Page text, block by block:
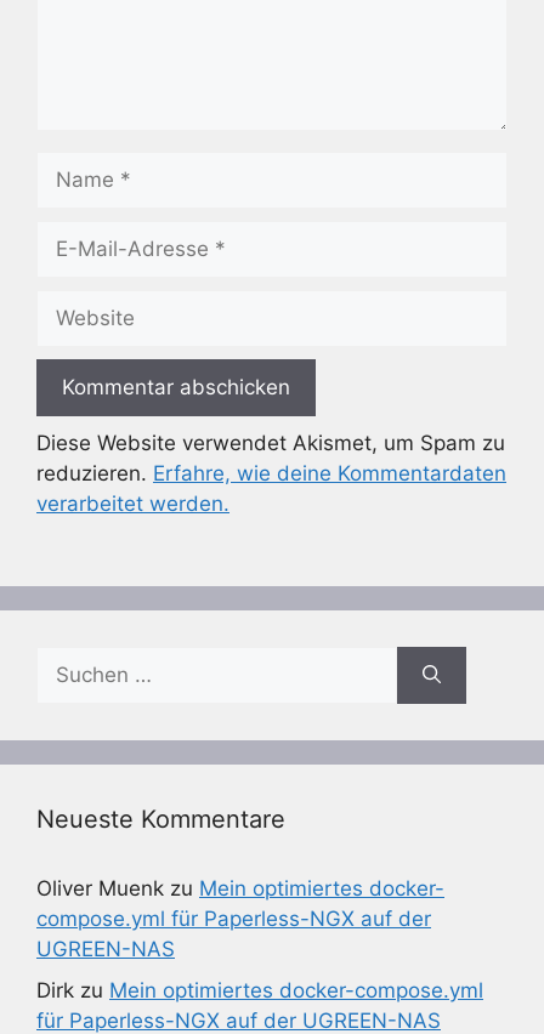
Mail-
Diese Website verwendet Akismet, um Spam zu
reduzieren. Erfahre, wie deine Kommentardaten
verarbeitet werden.
Suchen
nach:
Neueste Kommentare
Oliver Muenk zu Mein optimiertes docker-
compose.yml für Paperless-NGX auf der
UGREEN-NAS
Dirk zu Mein optimiertes docker-compose.yml
für Paperless-NGX auf der UGREEN-NAS